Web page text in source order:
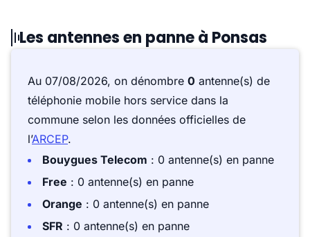
Les antennes en panne à Ponsas
Au 07/08/2026, on dénombre 0 antenne(s) de
téléphonie mobile hors service dans la
commune selon les données officielles de
l’ARCEP.
Bouygues Telecom : 0 antenne(s) en panne
Free : 0 antenne(s) en panne
Orange : 0 antenne(s) en panne
SFR : 0 antenne(s) en panne